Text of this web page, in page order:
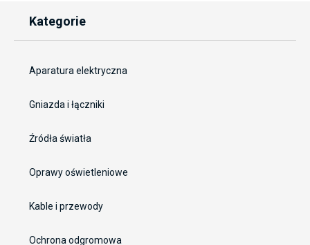
Kategorie
Aparatura elektryczna
Gniazda i łączniki
Źródła światła
Oprawy oświetleniowe
Kable i przewody
Ochrona odgromowa